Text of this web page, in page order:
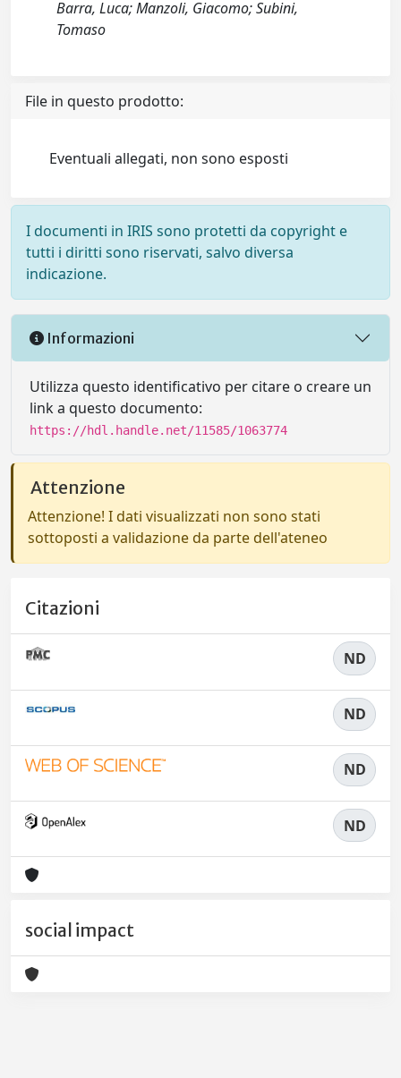
Barra, Luca; Manzoli, Giacomo; Subini,
Tomaso
File in questo prodotto:
Eventuali allegati, non sono esposti
I documenti in IRIS sono protetti da copyright e
tutti i diritti sono riservati, salvo diversa
indicazione.
Informazioni
Utilizza questo identificativo per citare o creare un
link a questo documento:
https://hdl.handle.net/11585/1063774
Attenzione
Attenzione! I dati visualizzati non sono stati
sottoposti a validazione da parte dell'ateneo
Citazioni
ND
ND
ND
ND
social impact